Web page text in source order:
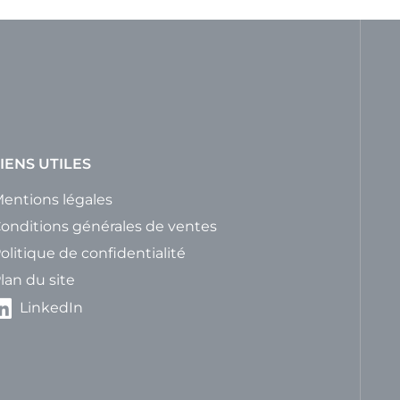
UTILES
légales
générales de ventes
de confidentialité
du site
LinkedIn